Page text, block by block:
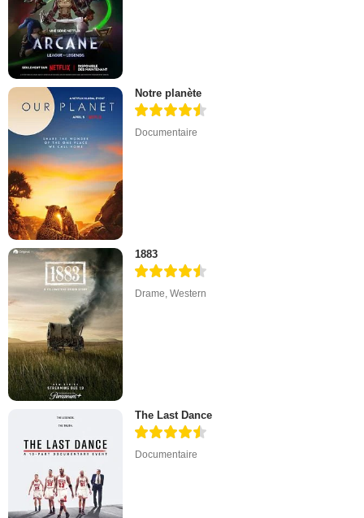
Notre planète
Documentaire
1883
Drame,Western
The Last Dance
Documentaire